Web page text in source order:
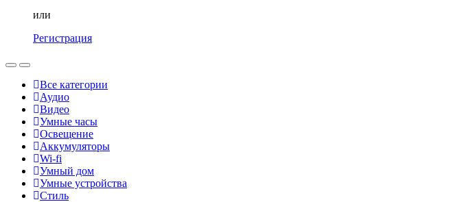
или
Регистрация
Все категории
Аудио
Видео
Умные часы
Освещение
Аккумуляторы
Wi-fi
Умный дом
Умные устройства
Стиль